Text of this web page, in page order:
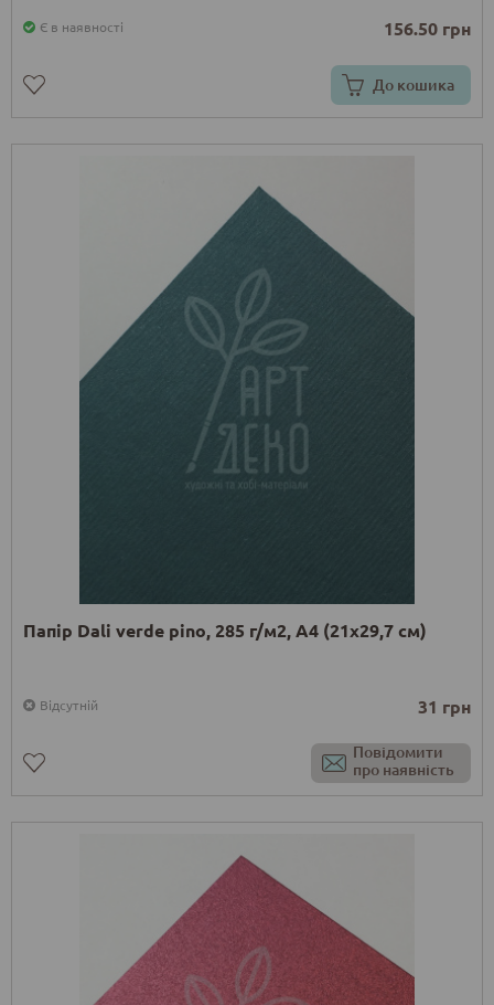
Є в наявності 156.50 грн
До кошика
Папір Dali verde pino, 285 г/м2, А4 (21х29,7 см)
Відсутній 31 грн
Повідомити
про наявність